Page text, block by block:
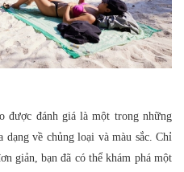
được đánh giá là một trong những
về chủng loại và màu sắc. Chỉ
giản, bạn đã có thể khám phá một